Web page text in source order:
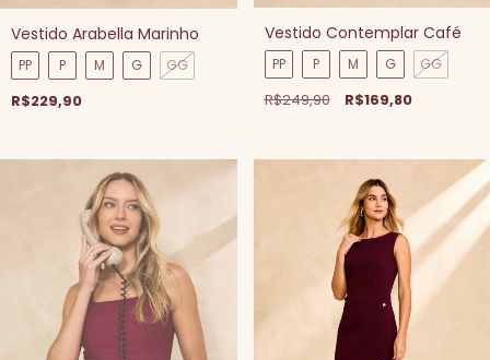
Vestido Arabella Marinho
PP P M G GG
R$229,90
Vestido Contemplar Café
PP P M G GG
R$249,90 R$169,80